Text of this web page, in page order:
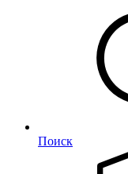
Поиск